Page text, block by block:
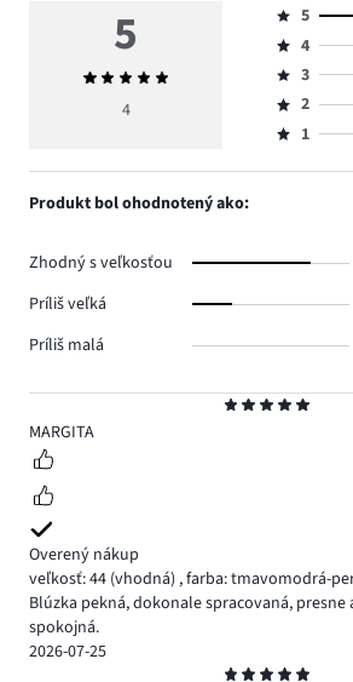
5
MARGITA
Overený nákup
veľkosť: 44 (vhodná) ,farba: tmavomodrá-
Blúzka pekná, dokonale spracovaná, presne
spokojná.
2026-07-25
5
Priemerné
hodnotenie
4
Hodnotenie
5,
počet
hlasov
4.
5
Hodnotenie
4,
počet
hlasov
4
Hodnotenie
3,
počet
3
Hodnotenie
2,
2
Hodnotenie
1,
1
Produkt bol ohodnotený ako:
Zhodný s veľkosťou
Príliš veľká
Príliš malá